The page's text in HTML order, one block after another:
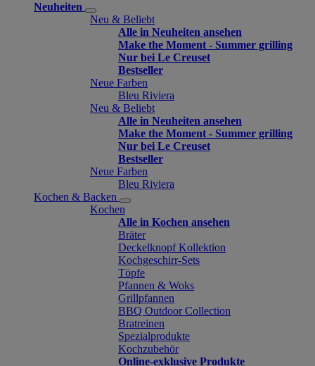
Neuheiten
Neu & Beliebt
Alle in Neuheiten ansehen
Make the Moment - Summer grilling
Nur bei Le Creuset
Bestseller
Neue Farben
Bleu Riviera
Neu & Beliebt
Alle in Neuheiten ansehen
Make the Moment - Summer grilling
Nur bei Le Creuset
Bestseller
Neue Farben
Bleu Riviera
Kochen & Backen
Kochen
Alle in Kochen ansehen
Bräter
Deckelknopf Kollektion
Kochgeschirr-Sets
Töpfe
Pfannen & Woks
Grillpfannen
BBQ Outdoor Collection
Bratreinen
Spezialprodukte
Kochzubehör
Online-exklusive Produkte